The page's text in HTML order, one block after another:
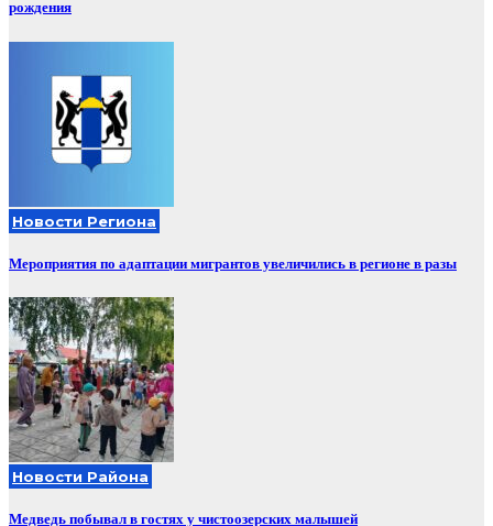
рождения
Новости Региона
Мероприятия по адаптации мигрантов увеличились в регионе в разы
Новости Района
Медведь побывал в гостях у чистоозерских малышей